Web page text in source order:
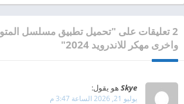
2 تعليقات على "تحميل تطبيق مسلسل
واخرى مهكر للاندرويد 2024"
Skye هو يقول:
يوليو 21, 2026 الساعة 3:47 م